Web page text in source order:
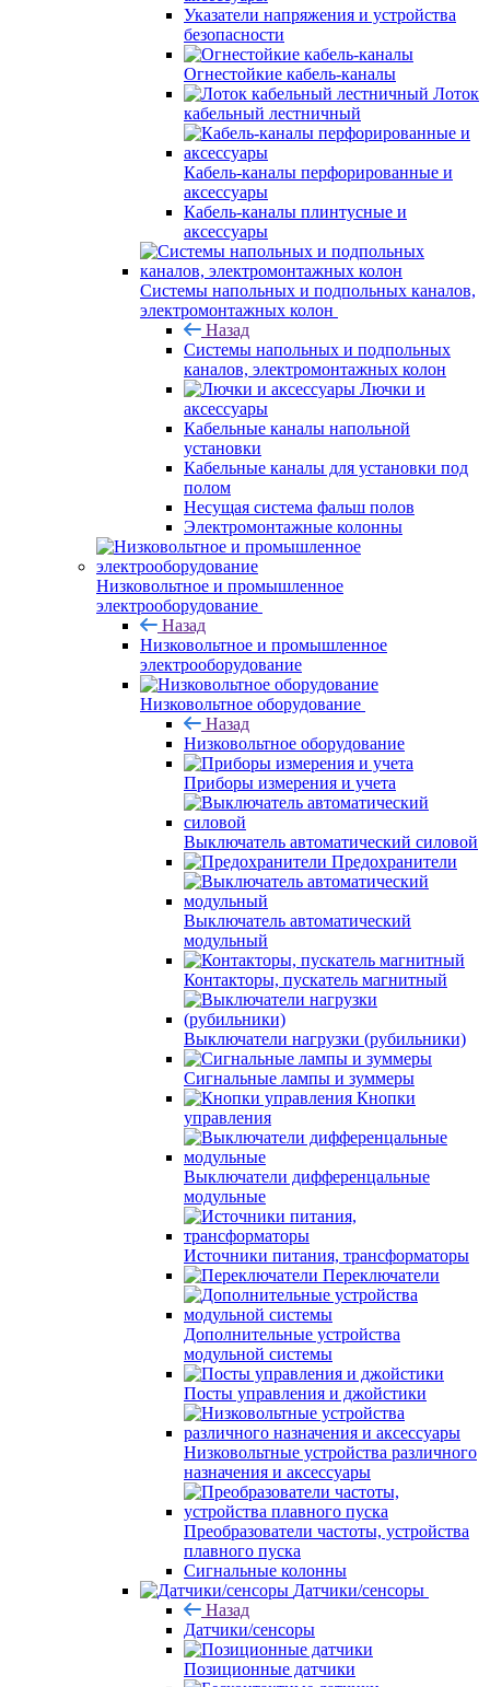
Указатели напряжения и устройства
безопасности
Огнестойкие кабель-каналы
Лоток
кабельный лестничный
Кабель-каналы перфорированные и
аксессуары
Кабель-каналы плинтусные и
аксессуары
Системы напольных и подпольных каналов,
электромонтажных колон
Назад
Системы напольных и подпольных
каналов, электромонтажных колон
Лючки и
аксессуары
Кабельные каналы напольной
установки
Кабельные каналы для установки под
полом
Несущая система фальш полов
Электромонтажные колонны
Низковольтное и промышленное
электрооборудование
Назад
Низковольтное и промышленное
электрооборудование
Низковольтное оборудование
Назад
Низковольтное оборудование
Приборы измерения и учета
Выключатель автоматический силовой
Предохранители
Выключатель автоматический
модульный
Контакторы, пускатель магнитный
Выключатели нагрузки (рубильники)
Сигнальные лампы и зуммеры
Кнопки
управления
Выключатели дифференцальные
модульные
Источники питания, трансформаторы
Переключатели
Дополнительные устройства
модульной системы
Посты управления и джойстики
Низковольтные устройства различного
назначения и аксессуары
Преобразователи частоты, устройства
плавного пуска
Сигнальные колонны
Датчики/сенсоры
Назад
Датчики/сенсоры
Позиционные датчики